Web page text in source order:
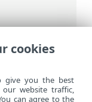
>도구>분
cookies
give you the best
our website traffic,
can agree to the